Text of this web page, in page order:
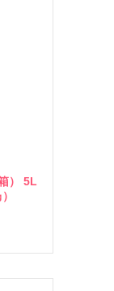
） 5L